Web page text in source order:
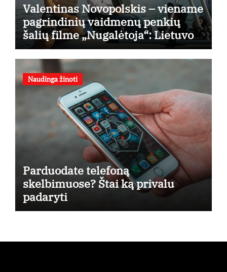
Valentinas Novopolskis – viename
pagrindinių vaidmenų penkių
šalių filme „Nugalėtoja“: Lietuvos
kino teatruose – nuo rugpjūčio 7-
osios
Naudinga žinoti
Parduodate telefoną
skelbimuose? Štai ką privalu
padaryti